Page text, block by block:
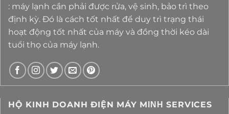
: máy lạnh cần phải được rửa, vệ sinh, bảo trì theo
định kỳ. Đó là cách tốt nhất để duy trì trạng thái
hoạt động tốt nhất của máy và đồng thời kéo dài
tuổi thọ của máy lạnh.
HỘ KINH DOANH ĐIỆN MÁY MΙΝΗ SERVICES